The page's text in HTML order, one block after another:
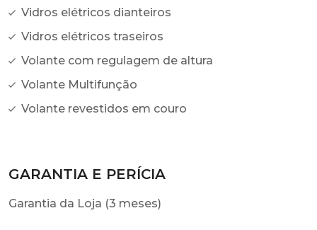
Vidros elétricos dianteiros
Vidros elétricos traseiros
Volante com regulagem de altura
Volante Multifunção
Volante revestidos em couro
GARANTIA E PERÍCIA
Garantia da Loja (3 meses)